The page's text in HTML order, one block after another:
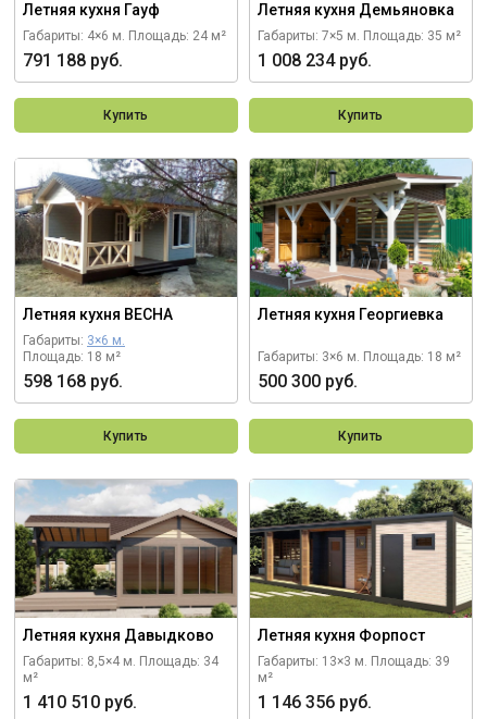
Летняя кухня Гауф
Габариты: 4×6 м. Площадь: 24 м²
791 188 руб.
Купить
Летняя кухня Демьяновка
Габариты: 7×5 м. Площадь: 35 м²
1 008 234 руб.
Купить
Летняя кухня ВЕСНА
Габариты: 3×6 м.
Площадь: 18 м²
598 168 руб.
Купить
Летняя кухня Георгиевка
Габариты: 3×6 м. Площадь: 18 м²
500 300 руб.
Купить
Летняя кухня Давыдково
Габариты: 8,5×4 м. Площадь: 34
м²
1 410 510 руб.
Летняя кухня Форпост
Габариты: 13×3 м. Площадь: 39
м²
1 146 356 руб.